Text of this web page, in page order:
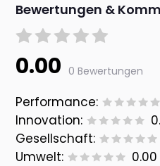
Bewertungen &
0.00 0 Bewertungen
Performance:
Innovation:
Gesellschaft:
Umwelt:
0.00